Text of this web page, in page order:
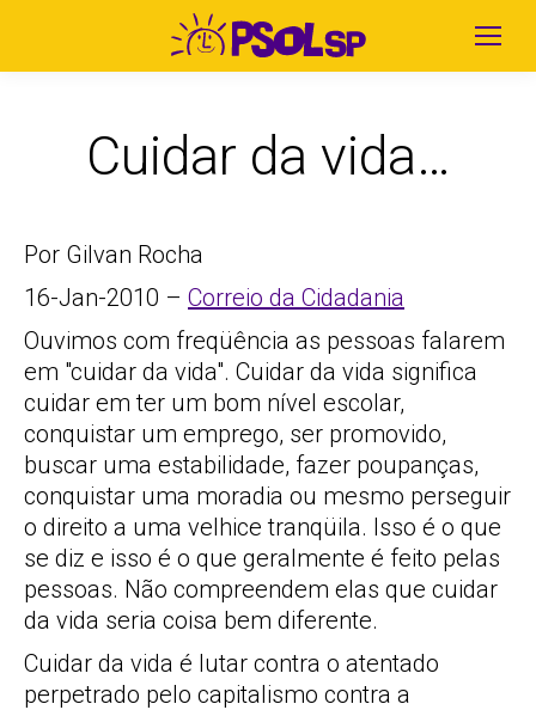
Cuidar da vida…
Por Gilvan Rocha
16-Jan-2010 – Correio da Cidadania
Ouvimos com freqüência as pessoas falarem
em "cuidar da vida". Cuidar da vida significa
cuidar em ter um bom nível escolar,
conquistar um emprego, ser promovido,
buscar uma estabilidade, fazer poupanças,
conquistar uma moradia ou mesmo perseguir
o direito a uma velhice tranqüila. Isso é o que
se diz e isso é o que geralmente é feito pelas
pessoas. Não compreendem elas que cuidar
da vida seria coisa bem diferente.
Cuidar da vida é lutar contra o atentado
perpetrado pelo capitalismo contra a